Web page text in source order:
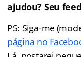
ajudou? Seu
PS: Siga-me
página no